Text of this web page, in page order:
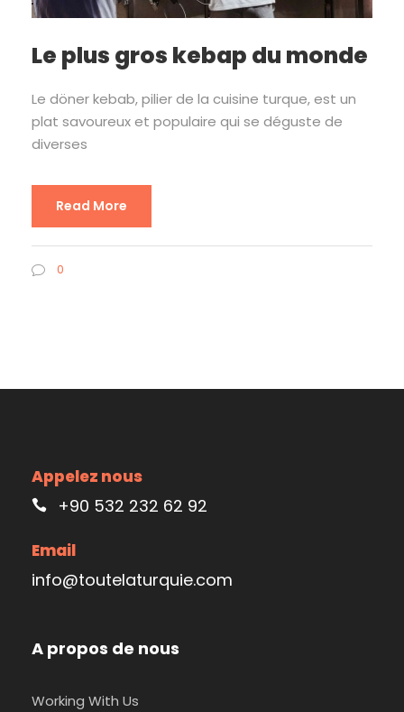
Le plus gros kebap du monde
Le döner kebab, pilier de la cuisine turque, est un
plat savoureux et populaire qui se déguste de
diverses
Read More
0
Appelez nous
+90 532 232 62 92
Email
info@toutelaturquie.com
A propos de nous
Working With Us